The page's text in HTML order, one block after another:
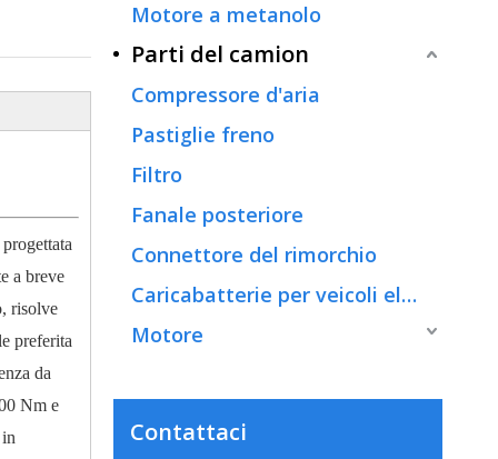
a breve
risolve
preferita
da
Nm e
Motore a metanolo
Parti del camion
Compressore d'aria
Pastiglie freno
Filtro
Fanale posteriore
Connettore del rimorchio
Caricabatterie per veicoli elettrici
Motore
Contattaci